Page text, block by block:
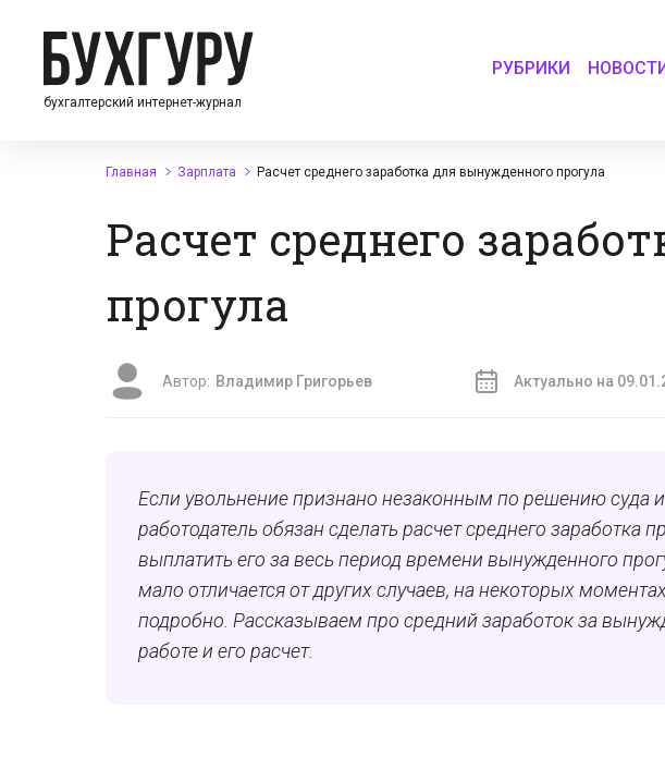
бухгалтерский интернет-журнал
РУБРИКИ
Главная Зарплата Расчет среднего заработка для вынужденного прогула
Расчет среднего
прогула
Автор: Владимир Григорьев Актуально на
Если увольнение признано незаконным по решению суда
работодатель обязан сделать расчет среднего заработка
выплатить его за весь период времени вынужденного
мало отличается от других случаев, на некоторых
подробно. Рассказываем про средний заработок за
работе и его расчет.